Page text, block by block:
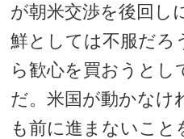
が朝米交渉を後回し
鮮としては不服だろ
ら歓心を買おうとし
だ。米国が動かなけ
も前に進まないこと